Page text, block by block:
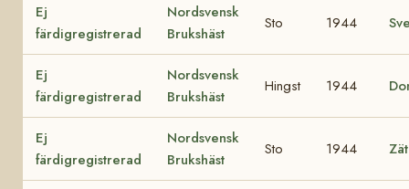
Ej
färdigregistrerad
Nordsvensk
Brukshäst
Sto 1944
Ej
färdigregistrerad
Nordsvensk
Brukshäst
Hingst 1944
Ej
färdigregistrerad
Nordsvensk
Brukshäst
Sto 1944